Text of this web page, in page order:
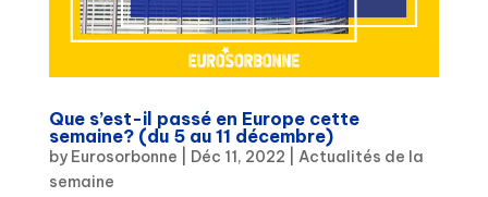
Que s’est-il passé en Europe cette
semaine? (du 5 au 11 décembre)
by Eurosorbonne Déc 11, 2022
Actualités de la
semaine